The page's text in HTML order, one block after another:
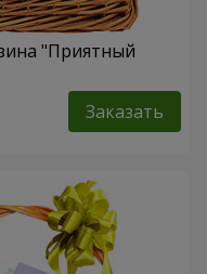
"Приятный
Заказать